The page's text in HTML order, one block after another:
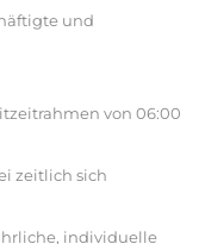
und
von 06:00
zeitlich sich
individuelle